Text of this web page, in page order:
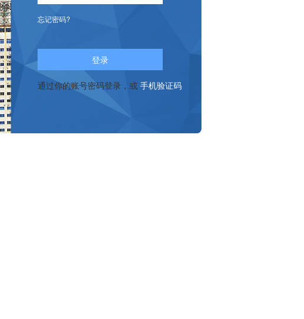
忘记密码?
登录
通过你的账号密码登录，或 手机验证码